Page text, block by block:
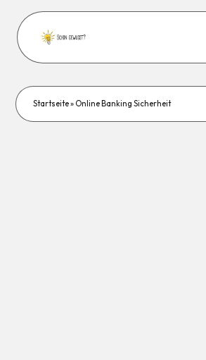
Startseite» Online Banking Sicherheit